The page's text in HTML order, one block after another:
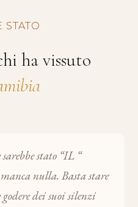
STATO
ha vissuto
stato “IL “
nulla. Basta stare
dei suoi silenzi